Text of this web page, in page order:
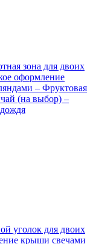
зона для двоих
оформление
– Фруктовая
(на выбор) –
уголок для двоих
крыши свечами